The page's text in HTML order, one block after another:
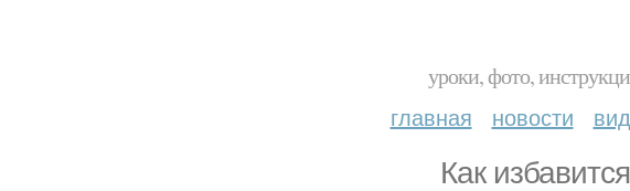
уроки, фото,
главная новости
Как